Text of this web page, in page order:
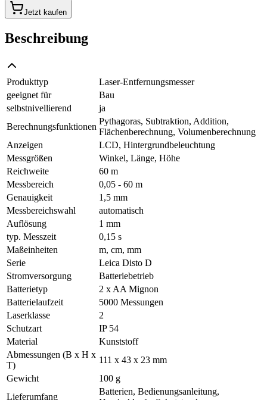
Jetzt kaufen
Beschreibung
Produkttyp
Laser-Entfernungsmesser
geeignet für
Bau
selbstnivellierend
ja
Berechnungsfunktionen
Pythagoras, Subtraktion, Addition,
Flächenberechnung, Volumenberechnung
Anzeigen
LCD, Hintergrundbeleuchtung
Messgrößen
Winkel, Länge, Höhe
Reichweite
60 m
Messbereich
0,05 - 60 m
Genauigkeit
1,5 mm
Messbereichswahl
automatisch
Auflösung
1 mm
typ. Messzeit
0,15 s
Maßeinheiten
m, cm, mm
Serie
Leica Disto D
Stromversorgung
Batteriebetrieb
Batterietyp
2 x AA Mignon
Batterielaufzeit
5000 Messungen
Laserklasse
2
Schutzart
IP 54
Material
Kunststoff
Abmessungen (B x H x
T)
111 x 43 x 23 mm
Gewicht
100 g
Lieferumfang
Batterien, Bedienungsanleitung,